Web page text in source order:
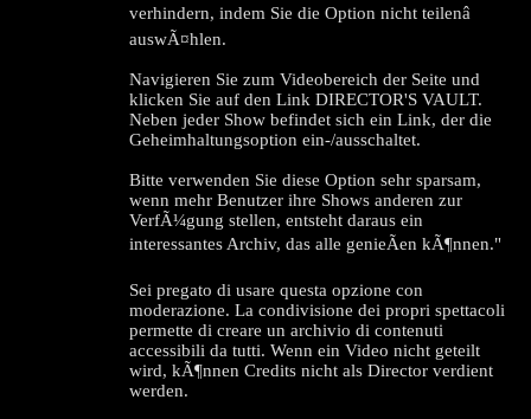
verhindern, indem Sie die Option nicht teilenâ
auswÃ¤hlen.
Navigieren Sie zum Videobereich der Seite und
klicken Sie auf den Link DIRECTOR'S VAULT.
Neben jeder Show befindet sich ein Link, der die
Geheimhaltungsoption ein-/ausschaltet.
Bitte verwenden Sie diese Option sehr sparsam,
wenn mehr Benutzer ihre Shows anderen zur
VerfÃ¼gung stellen, entsteht daraus ein
interessantes Archiv, das alle genieÃen kÃ¶nnen."
Sei pregato di usare questa opzione con
moderazione. La condivisione dei propri spettacoli
permette di creare un archivio di contenuti
accessibili da tutti. Wenn ein Video nicht geteilt
wird, kÃ¶nnen Credits nicht als Director verdient
werden.